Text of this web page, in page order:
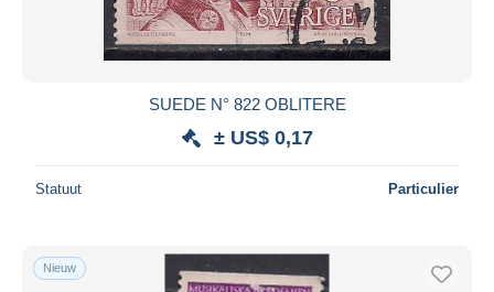
SUEDE N° 822 OBLITERE
± US$ 0,17
Statuut Particulier
Nieuw